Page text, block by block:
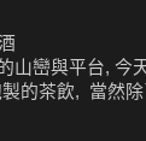
巒與平台, 今
的茶飲, 當然